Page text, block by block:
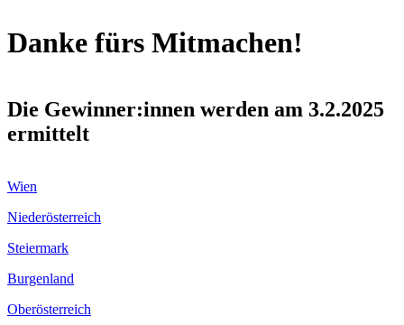
Danke fürs Mitmachen!
Die Gewinner:innen werden am 3.2.2025
ermittelt
Wien
Niederösterreich
Steiermark
Burgenland
Oberösterreich